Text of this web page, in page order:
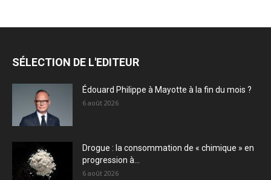
SÉLECTION DE L'EDITEUR
Édouard Philippe à Mayotte à la fin du mois ?
6 août 2026
Drogue : la consommation de « chimique » en
progression à...
6 août 2026